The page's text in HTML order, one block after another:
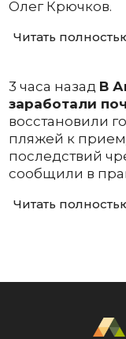
Олег Крючков.
Читать
3 часа назад В
заработали
восстановили
пляжей к
последствий
сообщили в
Читать